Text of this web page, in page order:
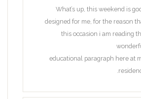
What’s up, this weekend is
designed for me, for the reason
this occasion i am reading
educational paragraph here at